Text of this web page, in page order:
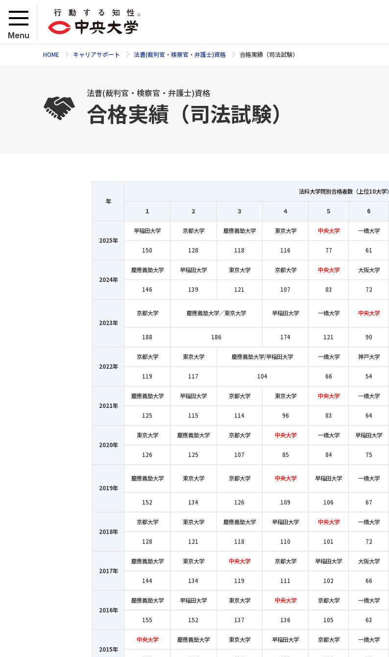
Menu
HOME キャリアサポート 法曹(裁判官・検察官・弁護士)資格 合格実績（司法試験）
法曹(裁判官・検察官・弁護士)資格
合格実績（司法試験）
年
法科大学院別合格者数（上位10大学）
１ ２ ３ ４ ５ 6
2025年
早稲田大学 京都大学 慶應義塾大学 東京大学 中央大学 一橋大学
150 128 118 116 77 61
2024年
慶應義塾大学 早稲田大学 東京大学 京都大学 中央大学 大阪大学
146 139 121 107 83 72
2023年
京都大学 慶應義塾大学／東京大学 早稲田大学 一橋大学 中央大学
188 186 174 121 90
2022年
京都大学 東京大学 慶應義塾大学/早稲田大学 一橋大学 神戸大学
119 117 104 66 54
2021年
慶應義塾大学 早稲田大学 京都大学 東京大学 中央大学 一橋大学
125 115 114 96 83 64
2020年
東京大学 慶應義塾大学 京都大学 中央大学 一橋大学 早稲田大学
126 125 107 85 84 75
2019年
慶應義塾大学 東京大学 京都大学 中央大学 早稲田大学 一橋大学
152 134 126 109 106 67
2018年
京都大学 東京大学 慶應義塾大学 早稲田大学 中央大学 一橋大学
128 121 118 110 101 72
2017年
慶應義塾大学 東京大学 中央大学 京都大学 早稲田大学 大阪大学
144 134 119 111 102 66
2016年
慶應義塾大学 早稲田大学 東京大学 中央大学 京都大学 一橋大学
155 152 137 136 105 63
2015年
中央大学 慶應義塾大学 東京大学 早稲田大学 京都大学 一橋大学